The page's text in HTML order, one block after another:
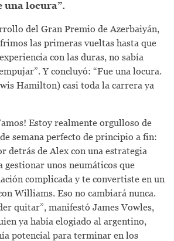
una locura”.
del Gran Premio de Azerbaiyán,
las primeras vueltas hasta que
con las duras, no sabía
Y concluyó: “Fue una locura.
Hamilton) casi toda la carrera ya
Estoy realmente orgulloso de
semana perfecto de principio a fin:
detrás de Alex con una estrategia
gestionar unos neumáticos que
complicada y te convertiste en un
Williams. Eso no cambiará nunca.
quitar”, manifestó James Vowles,
ya había elogiado al argentino,
potencial para terminar en los